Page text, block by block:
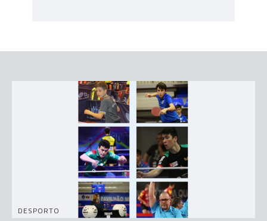
DESPORTO